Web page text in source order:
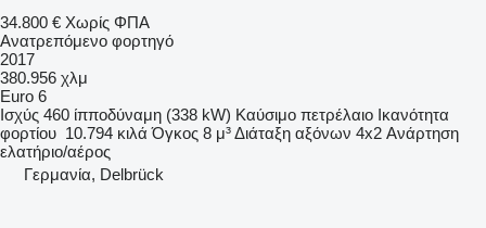
34.800 € Χωρίς ΦΠΑ
Ανατρεπόμενο φορτηγό
2017
380.956 χλμ
Euro 6
Ισχύς 460 ίπποδύναμη (338 kW) Καύσιμο πετρέλαιο Ικανότητα
φορτίου 10.794 κιλά Όγκος 8 μ³Διάταξη αξόνων 4x2 Ανάρτηση
ελατήριο/αέρος
Γερμανία, Delbrück